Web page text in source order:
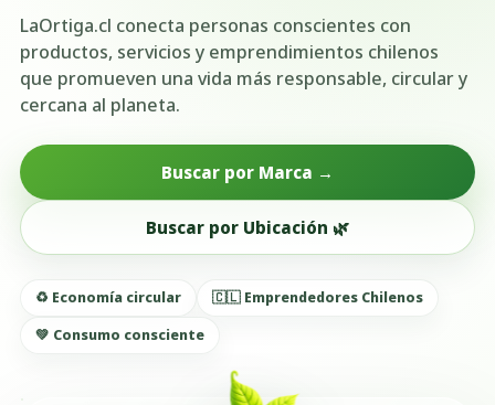
LaOrtiga.cl conecta personas conscientes con
productos, servicios y emprendimientos chilenos
que promueven una vida más responsable, circular y
cercana al planeta.
Buscar por Marca →
Buscar por Ubicación 🌿
♻️ Economía circular
🇨🇱 Emprendedores Chilenos
💚 Consumo consciente